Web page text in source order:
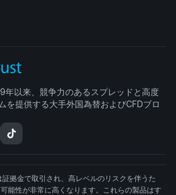
以来、競争力のあるスプレッドと高度
を提供する大手外国為替およびCFDブロ
証拠金で取引され、高レベルのリスクを伴うた
能性が非常に高くなります。これらの製品はす